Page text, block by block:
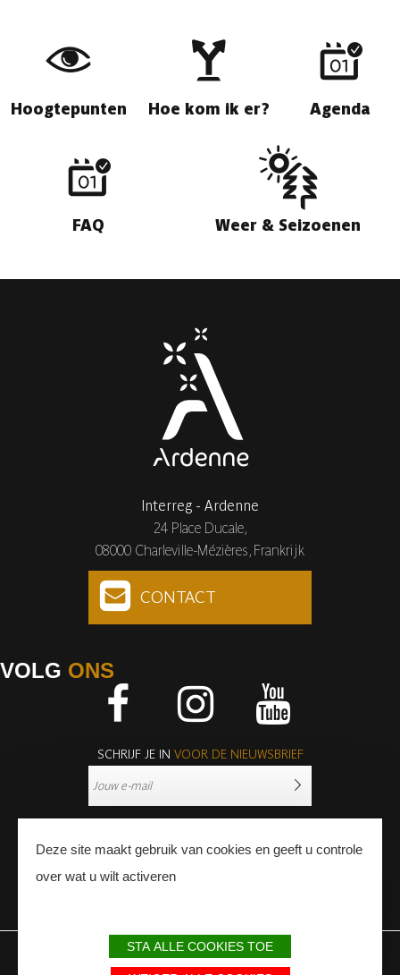
Hoogtepunten Hoe kom ik er? Agenda
FAQ Weer & Seizoenen
Interreg - Ardenne
24 Place Ducale,
08000 Charleville-Mézières, Frankrijk
CONTACT
VOLG ONS
SCHRIJF JE IN VOOR DE NIEUWSBRIEF
WETTELIJKE BEPALINGEN SITEMAP
Deze site maakt gebruik van cookies en geeft u controle
over wat u wilt activeren
STA ALLE COOKIES TOE